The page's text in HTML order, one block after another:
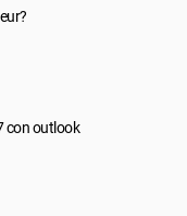
con outlook